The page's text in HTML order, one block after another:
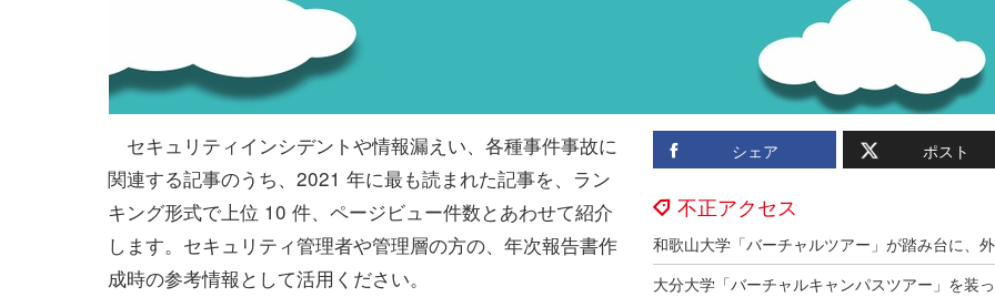
シェア ポスト
不正アクセス
セキュリティインシデントや情報漏えい、各種事件事故に
関連する記事のうち、2021 年に最も読まれた記事を、ラン
キング形式で上位 10 件、ページビュー件数とあわせて紹介
します。セキュリティ管理者や管理層の方の、年次報告書作
成時の参考情報として活用ください。